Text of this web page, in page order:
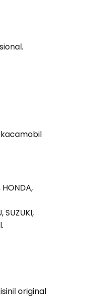
HONDA,
SUZUKI,
original